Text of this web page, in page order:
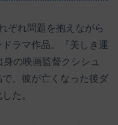
ぞれ問題を抱えながら
ラマ作品。『美しき運
の映画監督クシシュ
、彼が亡くなった後ダ
た。